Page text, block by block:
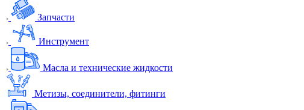
Запчасти
Инструмент
Масла и технические жидкости
Метизы, соединители, фитинги